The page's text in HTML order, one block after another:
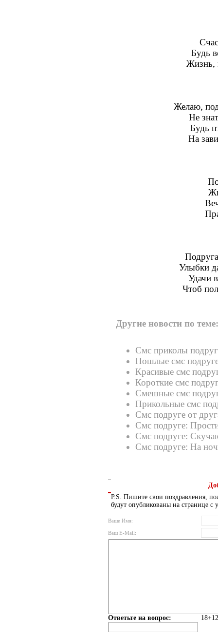
Будь
Жизнь,
Желаю,
Не
Будь
На
Улыбки
Удачи
Чтоб
Другие новости по теме:
Смс приколы
Пошлые смс
Красивые смс
Короткие смс
Смешные смс
Прикольные смс
Смс подруге от
Смс подруге:
Смс подруге:
Смс подруге: На
P.S. Пишите свои поздравления,
будут опубликованы на странице с
Ваше Имя:
Ваш E-Mail:
Ответьте на вопрос: